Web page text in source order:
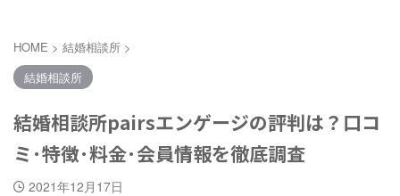
HOME > 結婚相談所 >
結婚相談所
結婚相談所pairsエンゲージの評判は？口コ
ミ･特徴･料金･会員情報を徹底調査
2021年12月17日